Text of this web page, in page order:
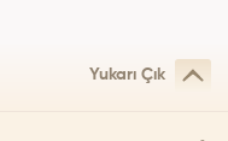
Yukarı Çık